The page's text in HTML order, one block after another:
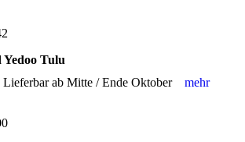
Tulu
Lieferbar ab Mitte / Ende Oktober mehr